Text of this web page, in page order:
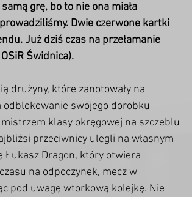
grę, bo to nie ona miała
Dwie czerwone kartki
Już dziś czas na przełamanie
Świdnica).
drużyny, które zanotowały na
odblokowanie swojego dorobku
klasy okręgowej na szczeblu
przeciwnicy ulegli na własnym
Łukasz Dragon, który otwiera
na odpoczynek, mecz w
pod uwagę wtorkową kolejkę. Nie